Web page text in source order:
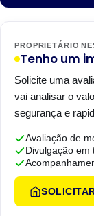
PROPRIETÁRIO
Tenho um
Solicite uma
vai analisar o
segurança e
Avaliação de
Divulgação